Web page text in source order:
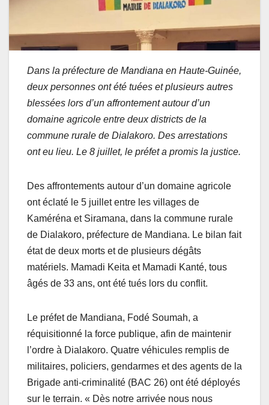
Dans la préfecture de Mandiana en Haute-Guinée,
deux personnes ont été tuées et plusieurs autres
blessées lors d’un affrontement autour d’un
domaine agricole entre deux districts de la
commune rurale de Dialakoro. Des arrestations
ont eu lieu. Le 8 juillet, le préfet a promis la justice.
Des affrontements autour d’un domaine agricole
ont éclaté le 5 juillet entre les villages de
Kaméréna et Siramana, dans la commune rurale
de Dialakoro, préfecture de Mandiana. Le bilan fait
état de deux morts et de plusieurs dégâts
matériels. Mamadi Keita et Mamadi Kanté, tous
âgés de 33 ans, ont été tués lors du conflit.
Le préfet de Mandiana, Fodé Soumah, a
réquisitionné la force publique, afin de maintenir
l’ordre à Dialakoro. Quatre véhicules remplis de
militaires, policiers, gendarmes et des agents de la
Brigade anti-criminalité (BAC 26) ont été déployés
sur le terrain. « Dès notre arrivée nous nous